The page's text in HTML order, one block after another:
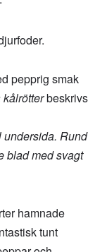
pepprig smak
beskrivs
undersida. Rund
blad med svagt
hamnade
tunt